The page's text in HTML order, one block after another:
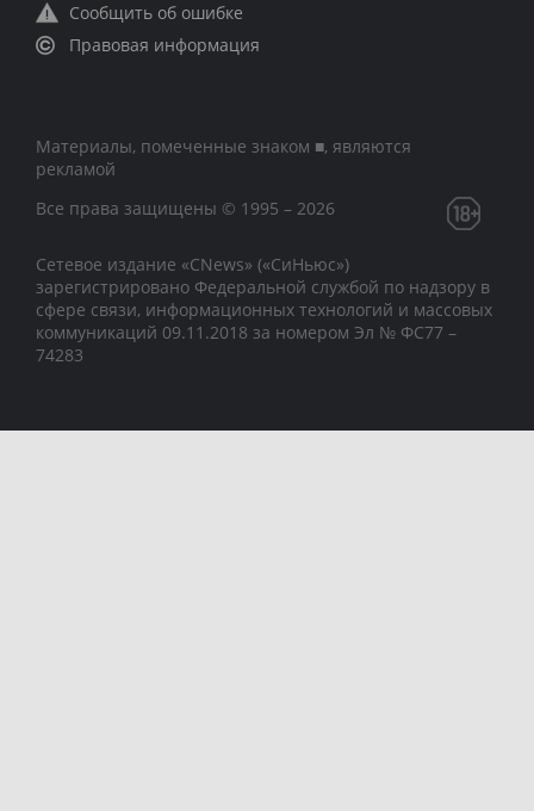
Сообщить об ошибке
Правовая информация
Материалы, помеченные знаком ■, являются
рекламой
Все права защищены © 1995 – 2026
Сетевое издание «CNews» («СиНьюс»)
зарегистрировано Федеральной службой по надзору в
сфере связи, информационных технологий и массовых
коммуникаций 09.11.2018 за номером Эл № ФС77 –
74283